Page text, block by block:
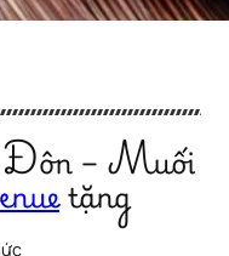
Đôn – Muối
tặng